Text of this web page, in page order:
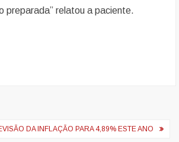
preparada” relatou a paciente.
DA INFLAÇÃO PARA 4,89% ESTE ANO